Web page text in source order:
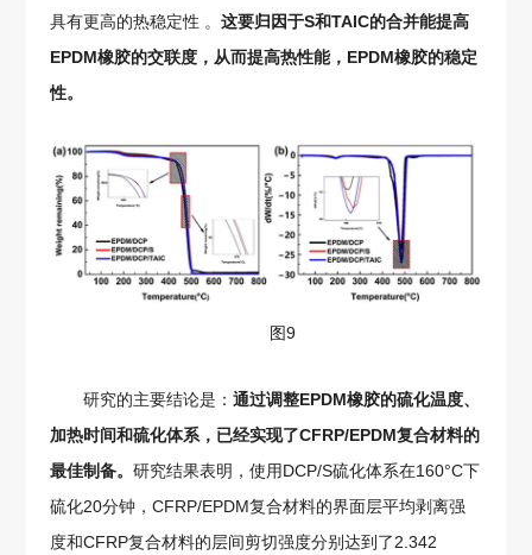
具有更高的热稳定性 。这要归因于S和TAIC的合并能提高
EPDM橡胶的交联度，从而提高热性能，EPDM橡胶的稳定
性。
图9
研究的主要结论是：通过调整EPDM橡胶的硫化温度、
加热时间和硫化体系，已经实现了CFRP/EPDM复合材料的
最佳制备。研究结果表明，使用DCP/S硫化体系在160°C下
硫化20分钟，CFRP/EPDM复合材料的界面层平均剥离强
度和CFRP复合材料的层间剪切强度分别达到了2.342